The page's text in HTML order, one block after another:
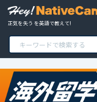
正気を失う を英語で教えて!